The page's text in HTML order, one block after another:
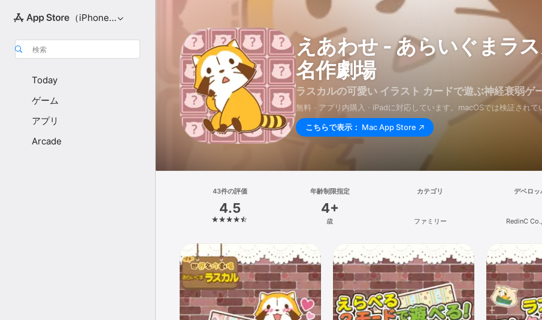
（iPhone向け）
検索
Today
ゲーム
アプリ
Arcade
えあわせ - あらいぐまラ
名作劇場
ラスカルの可愛い イラスト カードで遊ぶ神経衰弱ゲ
無料 · アプリ内購入 · iPadに対応しています。macOSでは検証されて
こちらで表示： Mac App Store
43件の評価
4.5
年齢制限指定
4+
歳
カテゴリ
ファミリー
デベロッ
RedinC